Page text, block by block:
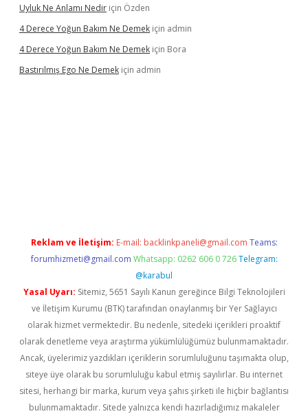
Uyluk Ne Anlamı Nedir için Özden
4 Derece Yoğun Bakım Ne Demek için admin
4 Derece Yoğun Bakım Ne Demek için Bora
Bastırılmış Ego Ne Demek için admin
Reklam ve İletişim: E-mail: backlinkpaneli@gmail.com Teams:
forumhizmeti@gmail.com Whatsapp: 0262 606 0 726 Telegram:
@karabul
Yasal Uyarı: Sitemiz, 5651 Sayılı Kanun gereğince Bilgi Teknolojileri
ve İletişim Kurumu (BTK) tarafından onaylanmış bir Yer Sağlayıcı
olarak hizmet vermektedir. Bu nedenle, sitedeki içerikleri proaktif
olarak denetleme veya araştırma yükümlülüğümüz bulunmamaktadır.
Ancak, üyelerimiz yazdıkları içeriklerin sorumluluğunu taşımakta olup,
siteye üye olarak bu sorumluluğu kabul etmiş sayılırlar. Bu internet
sitesi, herhangi bir marka, kurum veya şahıs şirketi ile hiçbir bağlantısı
bulunmamaktadır. Sitede yalnızca kendi hazırladığımız makaleler